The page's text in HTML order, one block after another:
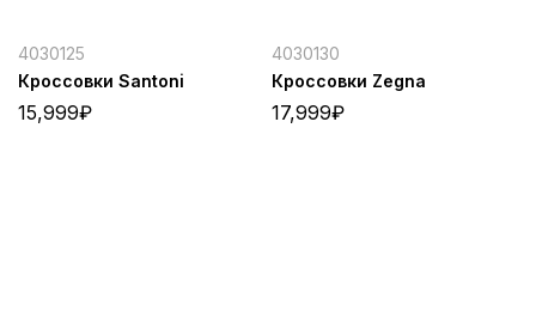
4030125
Кроссовки Santoni
15,999₽
4030130
Кроссовки Zegna
17,999₽